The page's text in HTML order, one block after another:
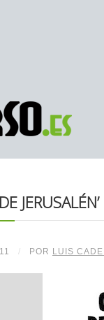
/ POR LUIS